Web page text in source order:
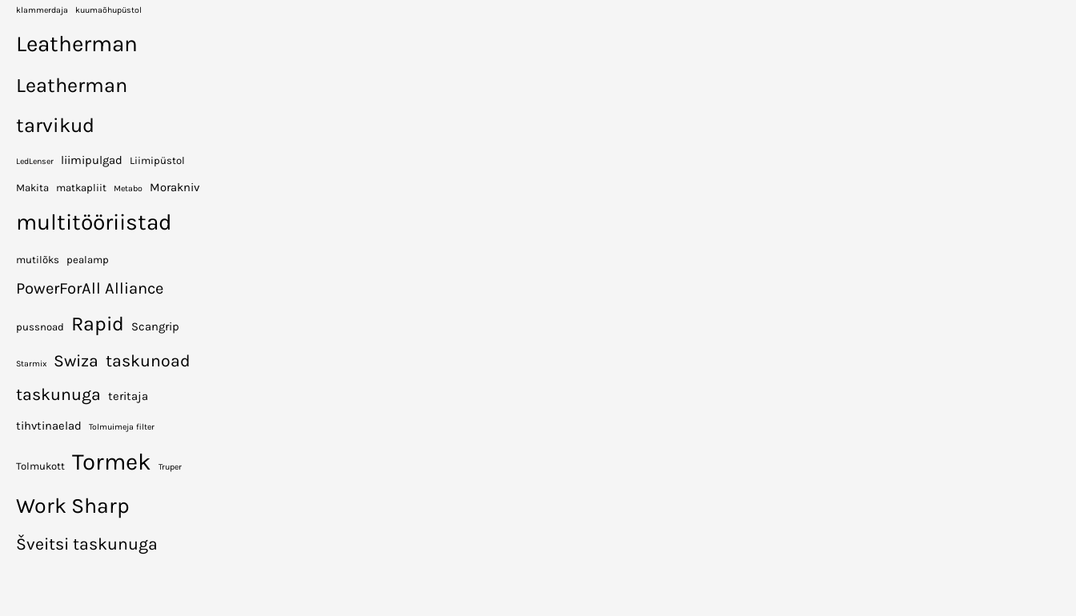
klammerdaja kuumaõhupüstol
Leatherman
Leatherman
tarvikud
LedLenser liimipulgad Liimipüstol
Makita matkapliit Metabo Morakniv
multitööriistad
mutilõks pealamp
PowerForAll Alliance
pussnoad Rapid Scangrip
Starmix Swiza taskunoad
taskunuga
teritaja
tihvtinaelad Tolmuimeja filter
Tolmukott Tormek Truper
Work Sharp
Šveitsi taskunuga